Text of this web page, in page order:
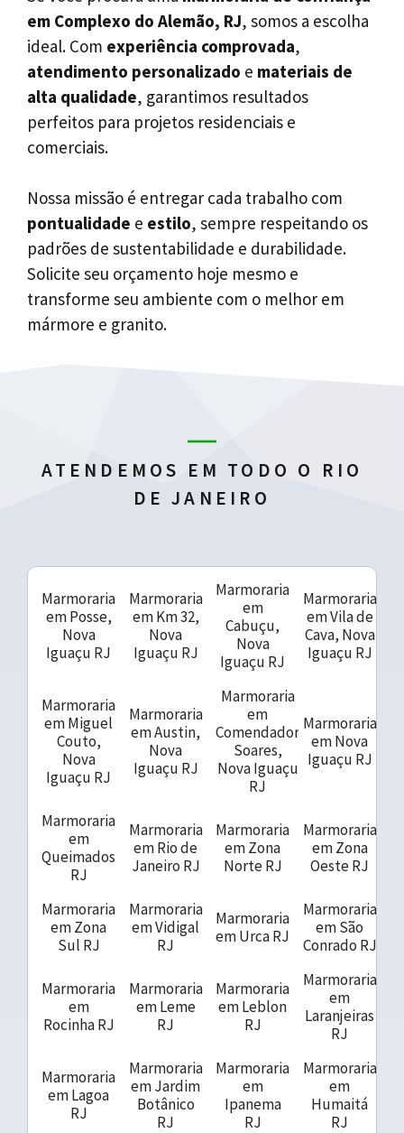
em Complexo do Alemão, RJ, somos a escolha
ideal. Com experiência comprovada,
atendimento personalizado e materiais de
alta qualidade, garantimos resultados
perfeitos para projetos residenciais e
comerciais.
Nossa missão é entregar cada trabalho com
pontualidade e estilo, sempre respeitando os
padrões de sustentabilidade e durabilidade.
Solicite seu orçamento hoje mesmo e
transforme seu ambiente com o melhor em
mármore e granito.
ATENDEMOS EM TODO O RIO
DE JANEIRO
Marmoraria
em Posse,
Nova
Iguaçu RJ
Marmoraria
em Km 32,
Nova
Iguaçu RJ
Marmoraria
em
Cabuçu,
Nova
Iguaçu RJ
Marmoraria
em Vila de
Cava, Nova
Iguaçu RJ
Marmoraria
em Miguel
Couto,
Nova
Iguaçu RJ
Marmoraria
em Austin,
Nova
Iguaçu RJ
Marmoraria
em
Comendador
Soares,
Nova Iguaçu
RJ
Marmoraria
em Nova
Iguaçu RJ
Marmoraria
em
Queimados
RJ
Marmoraria
em Rio de
Janeiro RJ
Marmoraria
em Zona
Norte RJ
Marmoraria
em Zona
Oeste RJ
Marmoraria
em Zona
Sul RJ
Marmoraria
em Vidigal
RJ
Marmoraria
em Urca RJ
Marmoraria
em São
Conrado RJ
Marmoraria
em
Rocinha RJ
Marmoraria
em Leme
RJ
Marmoraria
em Leblon
RJ
Marmoraria
em
Laranjeiras
RJ
Marmoraria
em Lagoa
RJ
Marmoraria
em Jardim
Botânico
RJ
Marmoraria
em
Ipanema
RJ
Marmoraria
em
Humaitá
RJ